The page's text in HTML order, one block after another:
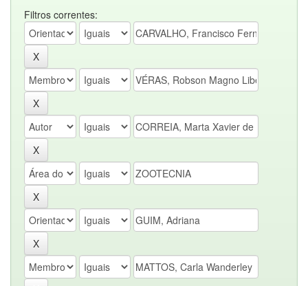
Filtros correntes: